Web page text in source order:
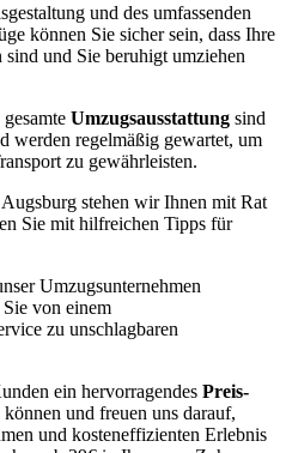
und des umfassenden
können Sie sicher sein, dass Ihre
und Sie beruhigt umziehen
Umzugsausstattung sind
werden regelmäßig gewartet, um
zu gewährleisten.
stehen wir Ihnen mit Rat
Sie mit hilfreichen Tipps für
Umzugsunternehmen
von einem
zu unschlagbaren
ein hervorragendes Preis-
können und freuen uns darauf,
und kosteneffizienten Erlebnis